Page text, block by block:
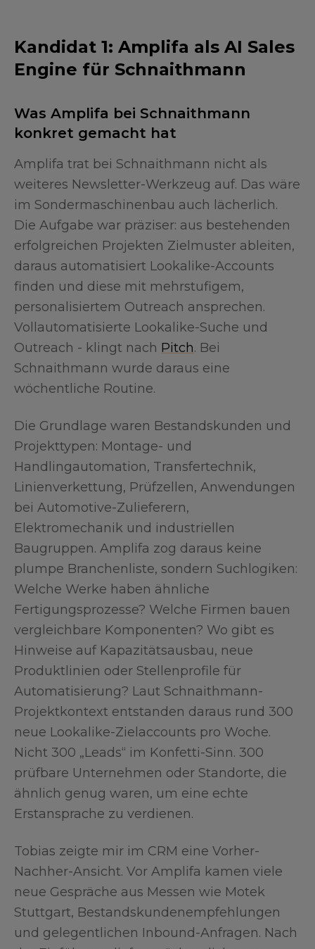
Kandidat 1: Amplifa als AI Sales
Engine für Schnaithmann
Was Amplifa bei Schnaithmann
konkret gemacht hat
Amplifa trat bei Schnaithmann nicht als
weiteres Newsletter-Werkzeug auf. Das wäre
im Sondermaschinenbau auch lächerlich.
Die Aufgabe war präziser: aus bestehenden
erfolgreichen Projekten Zielmuster ableiten,
daraus automatisiert Lookalike-Accounts
finden und diese mit mehrstufigem,
personalisiertem Outreach ansprechen.
Vollautomatisierte Lookalike-Suche und
Outreach - klingt nach Pitch. Bei
Schnaithmann wurde daraus eine
wöchentliche Routine.
Die Grundlage waren Bestandskunden und
Projekttypen: Montage- und
Handlingautomation, Transfertechnik,
Linienverkettung, Prüfzellen, Anwendungen
bei Automotive-Zulieferern,
Elektromechanik und industriellen
Baugruppen. Amplifa zog daraus keine
plumpe Branchenliste, sondern Suchlogiken:
Welche Werke haben ähnliche
Fertigungsprozesse? Welche Firmen bauen
vergleichbare Komponenten? Wo gibt es
Hinweise auf Kapazitätsausbau, neue
Produktlinien oder Stellenprofile für
Automatisierung? Laut Schnaithmann-
Projektkontext entstanden daraus rund 300
neue Lookalike-Zielaccounts pro Woche.
Nicht 300 „Leads“ im Konfetti-Sinn. 300
prüfbare Unternehmen oder Standorte, die
ähnlich genug waren, um eine echte
Erstansprache zu verdienen.
Tobias zeigte mir im CRM eine Vorher-
Nachher-Ansicht. Vor Amplifa kamen viele
neue Gespräche aus Messen wie Motek
Stuttgart, Bestandskundenempfehlungen
und gelegentlichen Inbound-Anfragen. Nach